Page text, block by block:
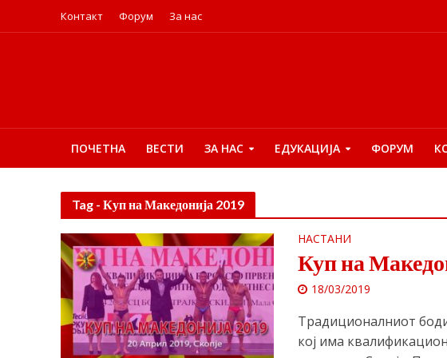
Контакт Форум За нас
ПОЧЕТНА ВЕСТИ ЗА НАС ЕДУКАЦИЈА ФОРУМ
Tag - Куп на Македонија 2019
НАСТАНИ
Куп на
18/03/2019
Традиционалниот
кој има